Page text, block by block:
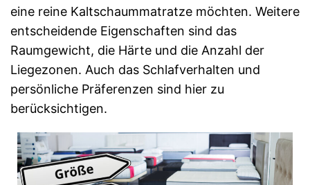
eine reine Kaltschaummatratze möchten. Weitere
entscheidende Eigenschaften sind das
Raumgewicht, die Härte und die Anzahl der
Liegezonen. Auch das Schlafverhalten und
persönliche Präferenzen sind hier zu
berücksichtigen.